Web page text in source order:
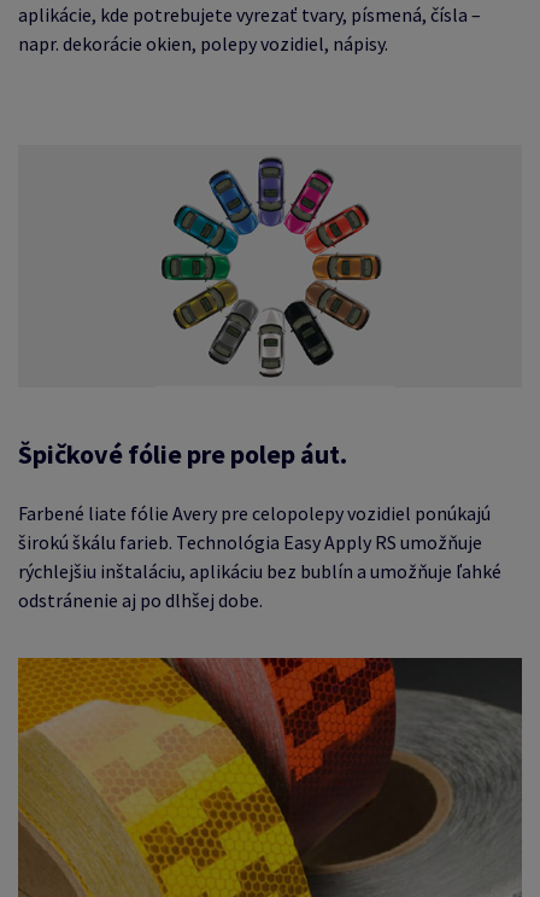
aplikácie, kde potrebujete vyrezať tvary, písmená, čísla –
napr. dekorácie okien, polepy vozidiel, nápisy.
Špičkové fólie pre polep áut.
Farbené liate fólie Avery pre celopolepy vozidiel ponúkajú
širokú škálu farieb. Technológia Easy Apply RS umožňuje
rýchlejšiu inštaláciu, aplikáciu bez bublín a umožňuje ľahké
odstránenie aj po dlhšej dobe.